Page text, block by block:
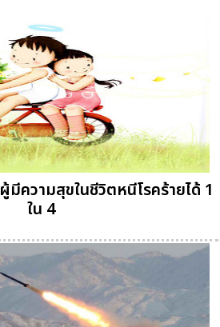
มีความสุขในชีวิตหนีโรคร้ายได้ 1
ใน 4